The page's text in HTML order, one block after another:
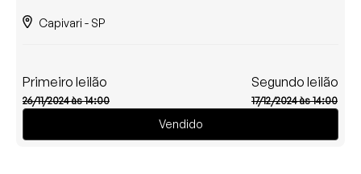
Capivari - SP
Primeiro leilão
26/11/2024 às 14:00
Segundo leilão
17/12/2024 às 14:00
Vendido